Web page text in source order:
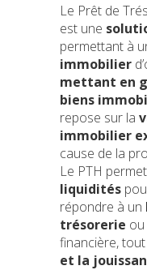
Le Prêt de
est une
permettant à
immobilier
mettant en
biens
repose sur la
immobilier
cause de la
Le PTH
liquidités
répondre à un
trésorerie
financière,
et la